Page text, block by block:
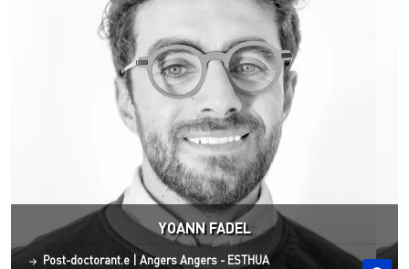
YOANN FADEL
Statut
Post-doctorant.e Site ESO
AngersAngers - ESTHUA